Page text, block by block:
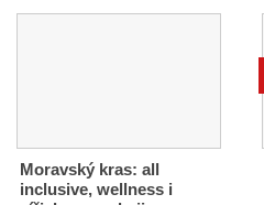
Moravský kras: all
inclusive, wellness i